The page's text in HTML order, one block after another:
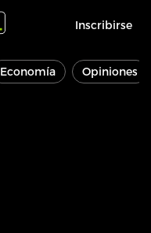
Inscribirse
Economía Opiniones